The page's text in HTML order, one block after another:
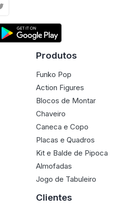
Produtos
Funko Pop
Action Figures
Blocos de Montar
Chaveiro
Caneca e Copo
Placas e Quadros
Kit e Balde de Pipoca
Almofadas
Jogo de Tabuleiro
Clientes